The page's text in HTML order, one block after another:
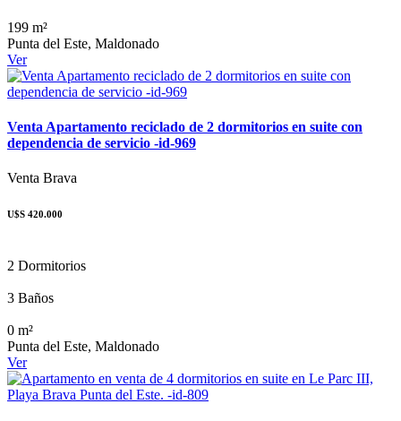
199 m²
Punta del Este, Maldonado
Ver
Venta Apartamento reciclado de 2 dormitorios en suite con
dependencia de servicio -id-969
Venta Brava
U$S 420.000
2 Dormitorios
3 Baños
0 m²
Punta del Este, Maldonado
Ver